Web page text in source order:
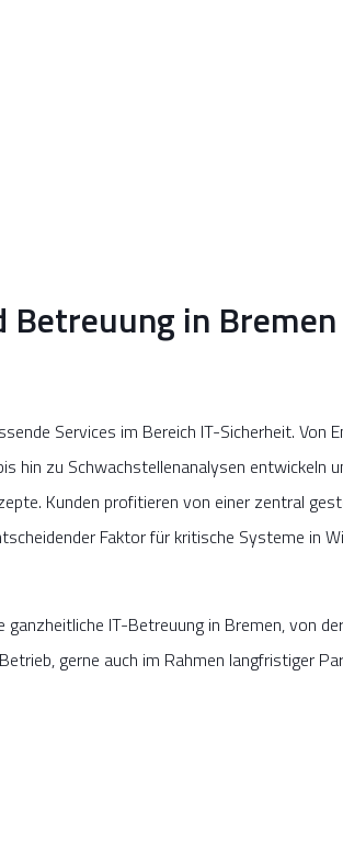
Betreuung in
Services im Bereich IT-Sicherheit. Von
hin zu Schwachstellenanalysen entwickeln
Kunden profitieren von einer zentral
Faktor für kritische Systeme in
ganzheitliche IT-Betreuung in Bremen, von
gerne auch im Rahmen langfristiger